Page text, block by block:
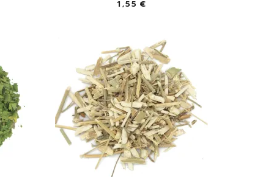
1,55 €